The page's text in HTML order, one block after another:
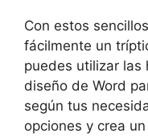
Con estos
fácilmente un
puedes utilizar las
diseño de Word
según tus
opciones y crea